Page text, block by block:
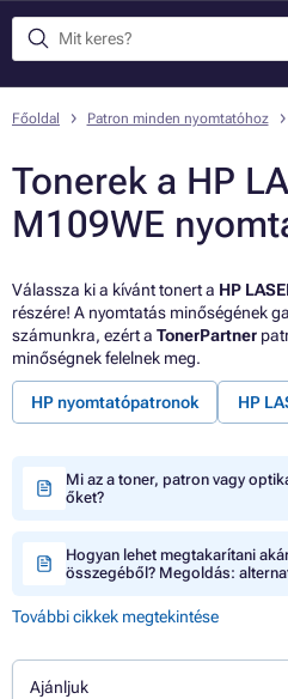
Főoldal Patron minden nyomtatóhoz
Tonerek a HP
M109WE
Válassza ki a kívánt tonert a HP
részére! A nyomtatás minőségének
számunkra, ezért a TonerPartner
minőségnek felelnek meg.
HP nyomtatópatronok HP
Mi az a toner, patron vagy
őket?
Hogyan lehet megtakarítani
összegéből? Megoldás:
További cikkek megtekintése
Ajánljuk